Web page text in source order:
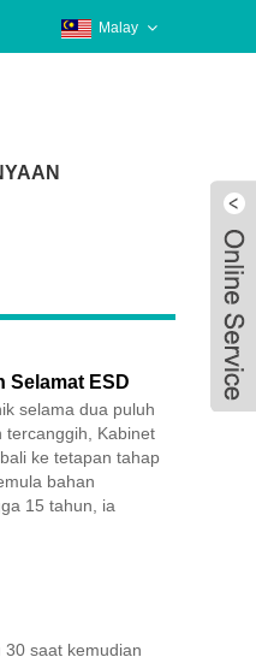
Malay
Selamat ESD
selama dua puluh
tercanggih, Kabinet
ke tetapan tahap
bahan
15 tahun, ia
saat kemudian